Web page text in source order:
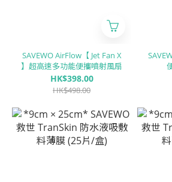
SAVEWO AirFlow【 Jet Fan X
】超高速多功能便攜噴射風扇
HK$398.00
HK$498.00